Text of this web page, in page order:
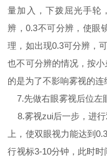
量加入，下拨屈光手轮
辨，0.3不可分辨，使眼
理，如出现0.3可分辨，
也不可分辨的情况，按
的是为了不影响雾视的连
7.先做右眼雾视后位左
8.雾视zui后一步，进
上，使双眼视力能达到
行视标3-10分钟，此时